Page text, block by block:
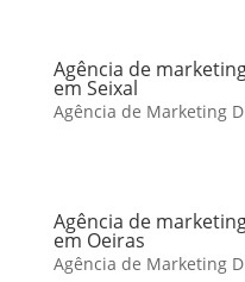
Agência de
em Seixal
Agência de Marketing
Agência de
em Oeiras
Agência de Marketing